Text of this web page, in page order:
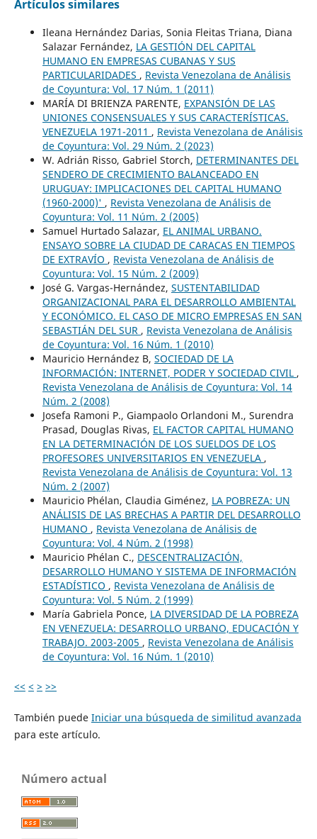
Artículos similares
Ileana Hernández Darias, Sonia Fleitas Triana, Diana
Salazar Fernández, LA GESTIÓN DEL CAPITAL
HUMANO EN EMPRESAS CUBANAS Y SUS
PARTICULARIDADES , Revista Venezolana de Análisis
de Coyuntura: Vol. 17 Núm. 1 (2011)
MARÍA DI BRIENZA PARENTE, EXPANSIÓN DE LAS
UNIONES CONSENSUALES Y SUS CARACTERÍSTICAS.
VENEZUELA 1971-2011 , Revista Venezolana de Análisis
de Coyuntura: Vol. 29 Núm. 2 (2023)
W. Adrián Risso, Gabriel Storch, DETERMINANTES DEL
SENDERO DE CRECIMIENTO BALANCEADO EN
URUGUAY: IMPLICACIONES DEL CAPITAL HUMANO
(1960-2000)' , Revista Venezolana de Análisis de
Coyuntura: Vol. 11 Núm. 2 (2005)
Samuel Hurtado Salazar, EL ANIMAL URBANO.
ENSAYO SOBRE LA CIUDAD DE CARACAS EN TIEMPOS
DE EXTRAVÍO , Revista Venezolana de Análisis de
Coyuntura: Vol. 15 Núm. 2 (2009)
José G. Vargas-Hernández, SUSTENTABILIDAD
ORGANIZACIONAL PARA EL DESARROLLO AMBIENTAL
Y ECONÓMICO. EL CASO DE MICRO EMPRESAS EN SAN
SEBASTIÁN DEL SUR , Revista Venezolana de Análisis
de Coyuntura: Vol. 16 Núm. 1 (2010)
Mauricio Hernández B, SOCIEDAD DE LA
INFORMACIÓN: INTERNET, PODER Y SOCIEDAD CIVIL ,
Revista Venezolana de Análisis de Coyuntura: Vol. 14
Núm. 2 (2008)
Josefa Ramoni P., Giampaolo Orlandoni M., Surendra
Prasad, Douglas Rivas, EL FACTOR CAPITAL HUMANO
EN LA DETERMINACIÓN DE LOS SUELDOS DE LOS
PROFESORES UNIVERSITARIOS EN VENEZUELA ,
Revista Venezolana de Análisis de Coyuntura: Vol. 13
Núm. 2 (2007)
Mauricio Phélan, Claudia Giménez, LA POBREZA: UN
ANÁLISIS DE LAS BRECHAS A PARTIR DEL DESARROLLO
HUMANO , Revista Venezolana de Análisis de
Coyuntura: Vol. 4 Núm. 2 (1998)
Mauricio Phélan C., DESCENTRALIZACIÓN,
DESARROLLO HUMANO Y SISTEMA DE INFORMACIÓN
ESTADÍSTICO , Revista Venezolana de Análisis de
Coyuntura: Vol. 5 Núm. 2 (1999)
María Gabriela Ponce, LA DIVERSIDAD DE LA POBREZA
EN VENEZUELA: DESARROLLO URBANO, EDUCACIÓN Y
TRABAJO. 2003-2005 , Revista Venezolana de Análisis
de Coyuntura: Vol. 16 Núm. 1 (2010)
<< < > >>
También puede Iniciar una búsqueda de similitud avanzada
para este artículo.
Número actual